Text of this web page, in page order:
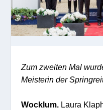
Zum zweiten Mal
Meisterin der
Wocklum. Laura